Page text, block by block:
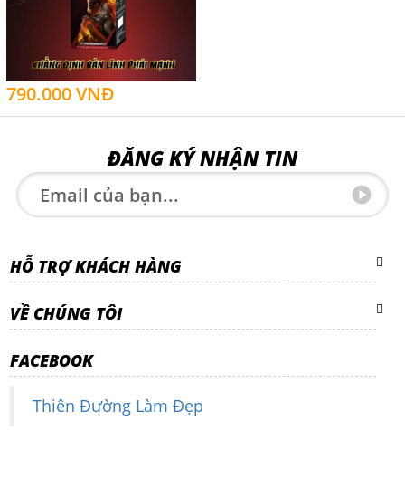
790.000 VNĐ
ĐĂNG KÝ NHẬN TIN
HỖ TRỢ KHÁCH HÀNG
VỀ CHÚNG TÔI
FACEBOOK
Thiên Đường Làm Đẹp